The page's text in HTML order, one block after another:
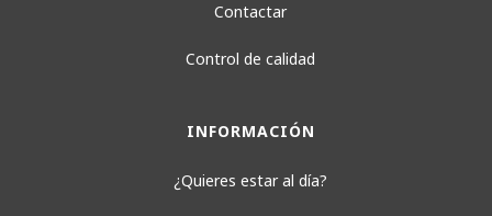
Contactar
Control de calidad
INFORMACIÓN
¿Quieres estar al día?